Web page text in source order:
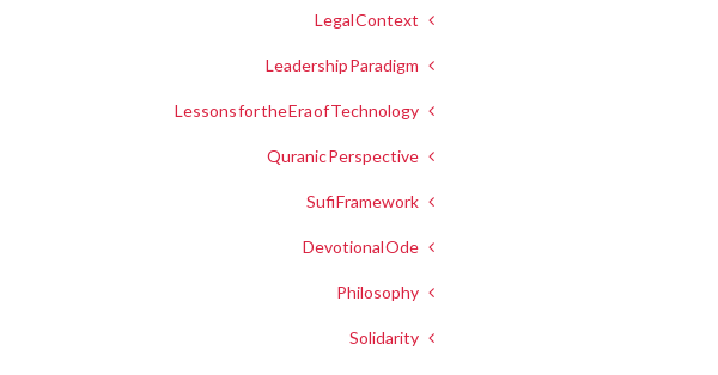
Legal Context
Leadership Paradigm
Lessons for the Era of Technology
Quranic Perspective
Sufi Framework
Devotional Ode
Philosophy
Solidarity